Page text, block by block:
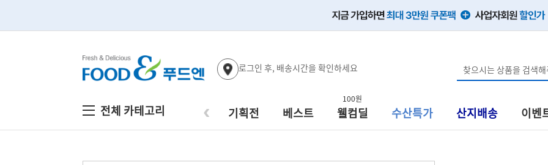
로그인 후, 배송시간을 확인하세요
전체 카테고리 ‹ 기획전 베스트
100원
웰컴딜 수산특가 산지배송 이벤